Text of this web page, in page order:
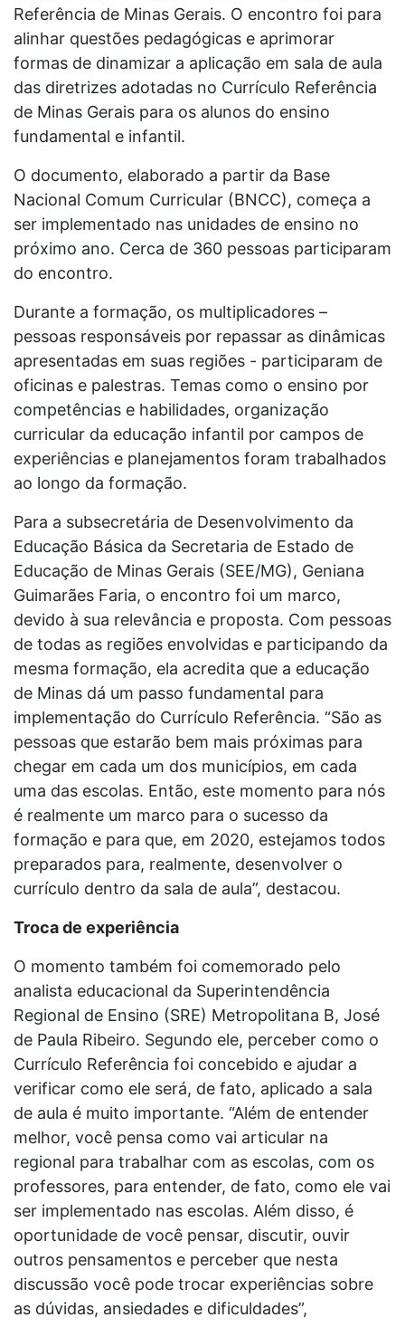
Referência de Minas Gerais. O encontro foi para
alinhar questões pedagógicas e aprimorar
formas de dinamizar a aplicação em sala de aula
das diretrizes adotadas no Currículo Referência
de Minas Gerais para os alunos do ensino
fundamental e infantil.
O documento, elaborado a partir da Base
Nacional Comum Curricular (BNCC), começa a
ser implementado nas unidades de ensino no
próximo ano. Cerca de 360 pessoas participaram
do encontro.
Durante a formação, os multiplicadores –
pessoas responsáveis por repassar as dinâmicas
apresentadas em suas regiões - participaram de
oficinas e palestras. Temas como o ensino por
competências e habilidades, organização
curricular da educação infantil por campos de
experiências e planejamentos foram trabalhados
ao longo da formação.
Para a subsecretária de Desenvolvimento da
Educação Básica da Secretaria de Estado de
Educação de Minas Gerais (SEE/MG), Geniana
Guimarães Faria, o encontro foi um marco,
devido à sua relevância e proposta. Com pessoas
de todas as regiões envolvidas e participando da
mesma formação, ela acredita que a educação
de Minas dá um passo fundamental para
implementação do Currículo Referência. “São as
pessoas que estarão bem mais próximas para
chegar em cada um dos municípios, em cada
uma das escolas. Então, este momento para nós
é realmente um marco para o sucesso da
formação e para que, em 2020, estejamos todos
preparados para, realmente, desenvolver o
currículo dentro da sala de aula”, destacou.
Troca de experiência
O momento também foi comemorado pelo
analista educacional da Superintendência
Regional de Ensino (SRE) Metropolitana B, José
de Paula Ribeiro. Segundo ele, perceber como o
Currículo Referência foi concebido e ajudar a
verificar como ele será, de fato, aplicado a sala
de aula é muito importante. “Além de entender
melhor, você pensa como vai articular na
regional para trabalhar com as escolas, com os
professores, para entender, de fato, como ele vai
ser implementado nas escolas. Além disso, é
oportunidade de você pensar, discutir, ouvir
outros pensamentos e perceber que nesta
discussão você pode trocar experiências sobre
as dúvidas, ansiedades e dificuldades”,